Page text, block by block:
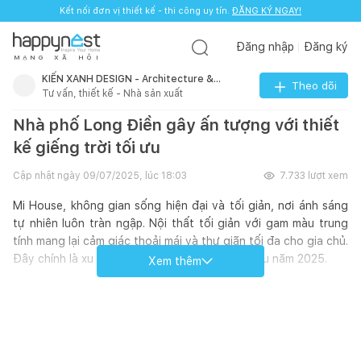
Kết nối đơn vị thiết kế - thi công uy tín. ĐĂNG KÝ NGAY!
M Ạ N G X Ã H Ộ I
Đăng nhập Đăng ký
KIẾN XANH DESIGN - Architecture &
Interior
Tư vấn, thiết kế - Nhà sản xuất
Theo dõi
Nhà phố Long Điền gây ấn tượng với thiết
kế giếng trời tối ưu
Cập nhật ngày 09/07/2025, lúc 18:03 7.733 lượt xem
Mi House, không gian sống hiện đại và tối giản, nơi ánh sáng
tự nhiên luôn tràn ngập. Nội thất tối giản với gam màu trung
tính mang lại cảm giác thoải mái và thư giãn tối đa cho gia chủ.
Đây chính là xu hướng không gian sống dẫn đầu năm 2025.
Xem thêm